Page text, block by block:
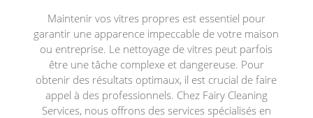
Maintenir vos vitres propres est essentiel pour
garantir une apparence impeccable de votre maison
ou entreprise. Le nettoyage de vitres peut parfois
être une tâche complexe et dangereuse. Pour
obtenir des résultats optimaux, il est crucial de faire
appel à des professionnels. Chez Fairy Cleaning
Services, nous offrons des services spécialisés en